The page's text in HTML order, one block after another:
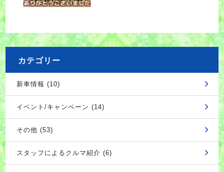
カテゴリー
新車情報 (10)
イベント/キャンペーン (14)
その他 (53)
スタッフによるクルマ紹介 (6)